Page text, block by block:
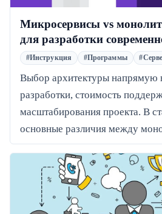
Микросервисы vs
для разработки
#Инструкция #Программы
Выбор архитектуры напрямую
разработки, стоимость
масштабирования проекта. В
основные различия между